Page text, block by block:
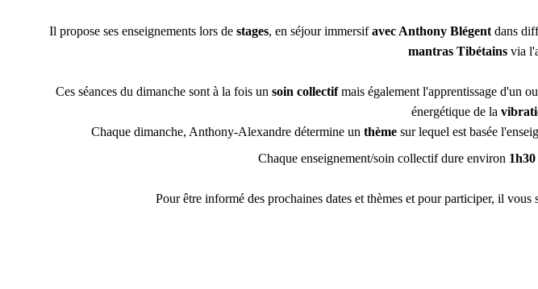
Il propose ses enseignements lors de stages, en séjour immersif avec Anthony Blégent dans
mantras Tibétains via
Ces séances du dimanche sont à la fois un soin collectif mais également l'apprentissage d'un
énergétique de la
Chaque dimanche, Anthony-Alexandre détermine un thème sur lequel est basée
Chaque enseignement/soin collectif dure environ 1h30
Pour être informé des prochaines dates et thèmes et pour participer, il